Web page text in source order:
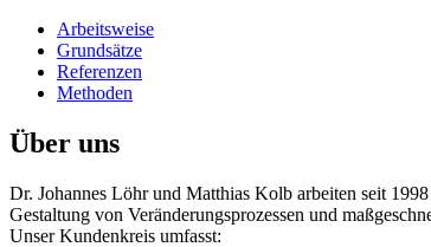
Arbeitsweise
Grundsätze
Referenzen
Methoden
Über uns
Dr. Johannes Löhr und Matthias Kolb arbeiten seit
Gestaltung von Veränderungsprozessen und
Unser Kundenkreis umfasst: